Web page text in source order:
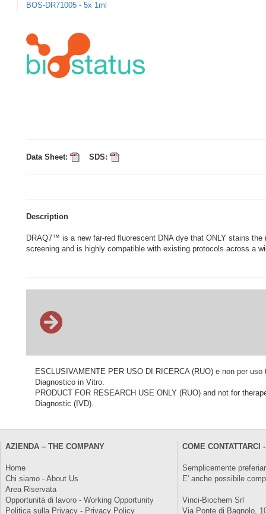
BOS-DR71005 - 5x 1ml
Data Sheet: SDS:
Description
DRAQ7™ is a new far-red fluorescent DNA dye that ONLY stains
screening and is highly compatible with existing protocols across a
ESCLUSIVAMENTE PER USO DI RICERCA (RUO) e non per
Diagnostico in Vitro.
PRODUCT FOR RESEARCH USE ONLY (RUO) and not for
Diagnostic (IVD).
AZIENDA – THE COMPANY
Home
Chi siamo - About Us
Area Riservata
Opportunità di lavoro - Working Opportunity
Politica sulla Privacy - Privacy Policy
COME CONTATTARCI
Semplicemente
E' anche possibile
Vinci-Biochem Srl
Via Ponte di Bagnolo,